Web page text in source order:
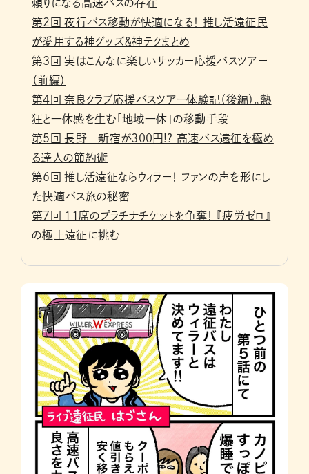
頼りになる高速バスの存在
第２回 夜行バス移動が快適になる！ 推し活遠征民
が愛用する神グッズ＆神テクまとめ
第３回 実はこんなに楽しいサッカー応援バスツアー
（前編）
第４回 奈良クラブ応援バスツアー体験記（後編）。熱
狂と一体感を生む「地域一体」の移動手段
第５回 長野―新宿が300円!? 高速バス遠征を極め
る達人の節約術
第６回 推し活遠征ならウィラー！ ファンの声を形にし
た快適バス旅の秘密
第７回 11席のプラチナチケットを争奪！ 『疲労ゼロ』
の極上遠征に挑む